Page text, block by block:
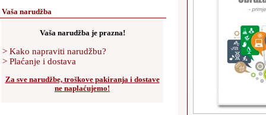
Vaša narudžba
Vaša narudžba je prazna!
> Kako napraviti narudžbu?
> Plaćanje i dostava
Za sve narudžbe, troškove pakiranja i dostave
ne naplaćujemo!